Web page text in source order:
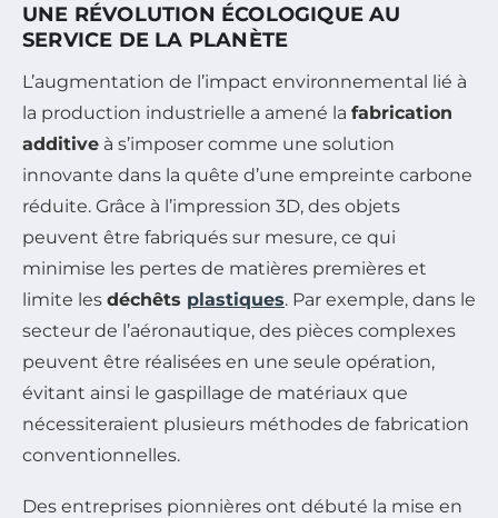
UNE RÉVOLUTION ÉCOLOGIQUE AU
SERVICE DE LA PLANÈTE
L’augmentation de l’impact environnemental lié à
la production industrielle a amené la fabrication
additive à s’imposer comme une solution
innovante dans la quête d’une empreinte carbone
réduite. Grâce à l’impression 3D, des objets
peuvent être fabriqués sur mesure, ce qui
minimise les pertes de matières premières et
limite les déchêts plastiques. Par exemple, dans le
secteur de l’aéronautique, des pièces complexes
peuvent être réalisées en une seule opération,
évitant ainsi le gaspillage de matériaux que
nécessiteraient plusieurs méthodes de fabrication
conventionnelles.
Des entreprises pionnières ont débuté la mise en